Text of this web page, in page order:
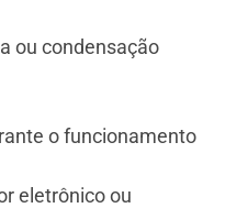
ou condensação
o funcionamento
eletrônico ou